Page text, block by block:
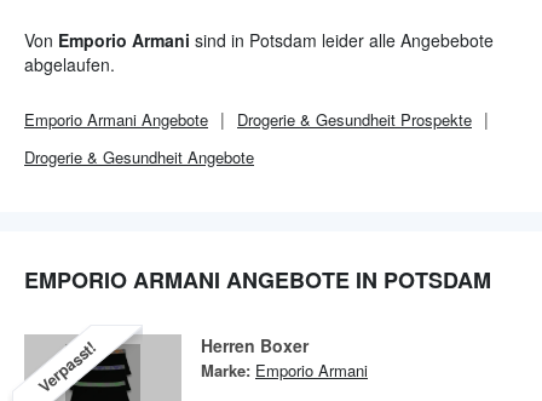
Von Emporio Armani sind in Potsdam leider alle Angebebote
abgelaufen.
Emporio Armani Angebote Drogerie & Gesundheit Prospekte
Drogerie & Gesundheit Angebote
EMPORIO ARMANI ANGEBOTE IN POTSDAM
Verpasst! Herren Boxer
Marke: Emporio Armani